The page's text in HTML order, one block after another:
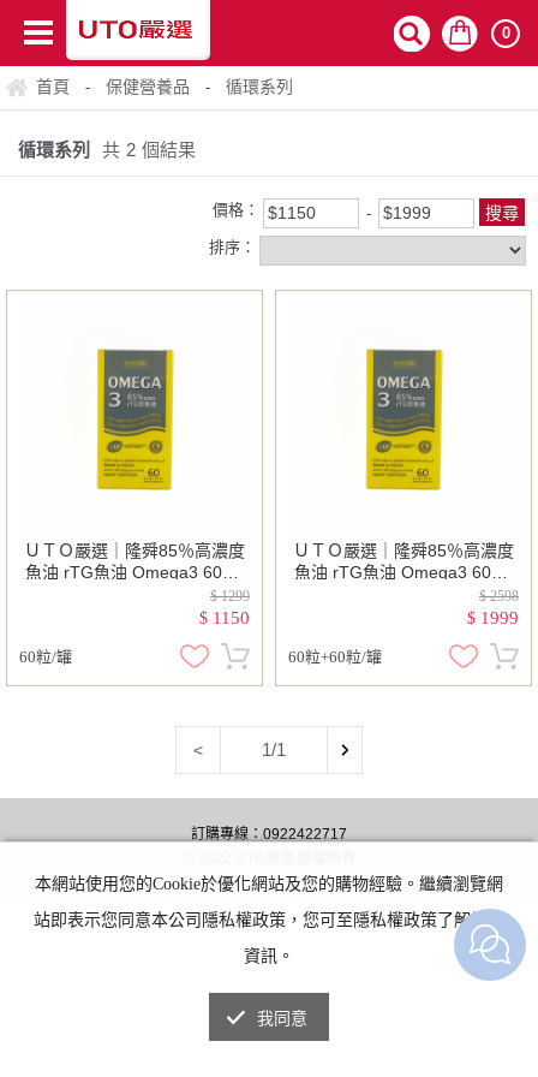
0
首頁 - 保健營養品 - 循環系列
循環系列 共 2 個結果
價格：
排序：
ＵＴＯ嚴選｜隆舜85％高濃度
魚油 rTG魚油 Omega3 60顆/
罐 台灣公司貨/開立發票$ 1299
$ 1150
60粒/罐
ＵＴＯ嚴選｜隆舜85％高濃度
魚油 rTG魚油 Omega3 60顆/
罐 台灣公司貨/開立發票$ 2598
$ 1999
60粒+60粒/罐
< 1/1
訂購專線：0922422717
本網站使用您的Cookie於優化網站及您的購物經驗。繼續瀏覽網
站即表示您同意本公司隱私權政策，您可至隱私權政策了解詳細
資訊。
我同意